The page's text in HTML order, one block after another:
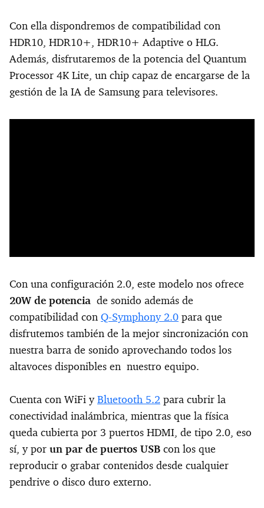
Con ella dispondremos de compatibilidad con
HDR10, HDR10+, HDR10+ Adaptive o HLG.
Además, disfrutaremos de la potencia del Quantum
Processor 4K Lite, un chip capaz de encargarse de la
gestión de la IA de Samsung para televisores.
Con una configuración 2.0, este modelo nos ofrece
20W de potencia de sonido además de
compatibilidad con Q-Symphony 2.0 para que
disfrutemos también de la mejor sincronización con
nuestra barra de sonido aprovechando todos los
altavoces disponibles en nuestro equipo.
Cuenta con WiFi yBluetooth 5.2 para cubrir la
conectividad inalámbrica, mientras que la física
queda cubierta por 3 puertos HDMI, de tipo 2.0, eso
sí, y por un par de puertos USB con los que
reproducir o grabar contenidos desde cualquier
pendrive o disco duro externo.